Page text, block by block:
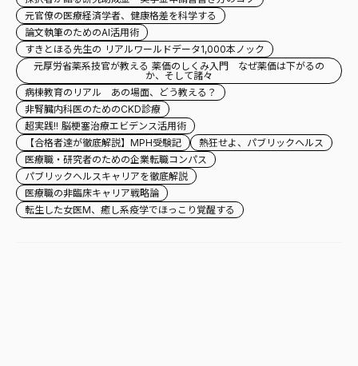
元官僚の医療経済学者、健康格差を科学する
論文執筆のためのAI活用術
すきとほる先生の リアルワールドデータ1,000本ノック
元厚労省薬系技官が教える 薬価のしくみ入門 なぜ薬価は下がるの
か、そして諸々
病棟教育のリアル あの場面、どう教える？
非腎臓内科医のためのCKD診療
超実践!! 脳梗塞治療エビデンス活用術
【合格者達が徹底解説】MPH受験記
熱狂せよ、パブリックヘルス
医療職・研究者のための企業転職コンパス
パブリックヘルスキャリアを徹底解説
医療職の非臨床キャリア戦略論
転生した女医M、癒し系疫学でほっこり覚醒する